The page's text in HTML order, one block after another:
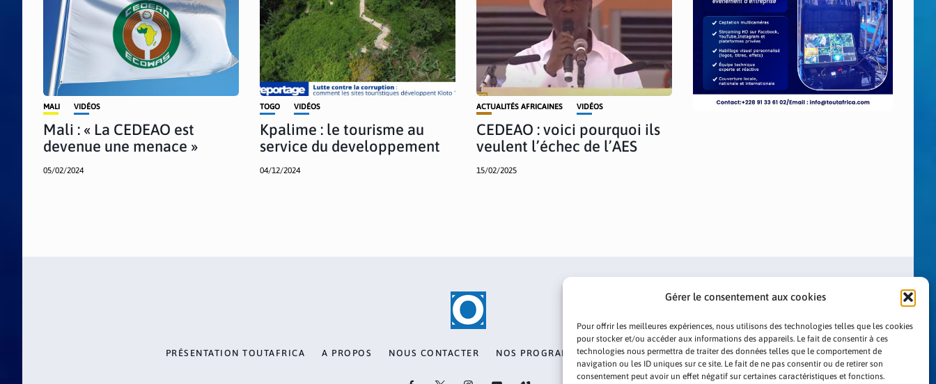
Gérer le consentement aux cookies
Pour offrir les meilleures expériences, nous utilisons des technologies telles que les cookies
pour stocker et/ou accéder aux informations des appareils. Le fait de consentir à ces
technologies nous permettra de traiter des données telles que le comportement de
navigation ou les ID uniques sur ce site. Le fait de ne pas consentir ou de retirer son
consentement peut avoir un effet négatif sur certaines caractéristiques et fonctions.
MALI VIDÉOS
Mali : « La CEDEAO est
devenue une menace »
05/02/2024
TOGO VIDÉOS
Kpalime : le tourisme au
service du developpement
04/12/2024
ACTUALITÉS AFRICAINES VIDÉOS
CEDEAO : voici pourquoi ils
veulent l’échec de l’AES
15/02/2025
PRÉSENTATION TOUTAFRICA A PROPOS NOUS CONTACTER NOS PROGRAMMES POLITIQUE DE CONFIDENTIALITÉ